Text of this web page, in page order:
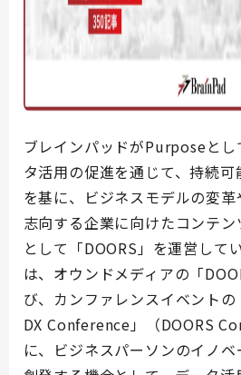
ブレインパッドがPurposeと
タ活用の促進を通じて、持続可
を基に、ビジネスモデルの変
志向する企業に向けたコンテ
として「DOORS」を運営して
は、オウンドメディアの「
び、カンファレンスイベント
DX Conference」（DOORS
に、ビジネスパーソンのイノ